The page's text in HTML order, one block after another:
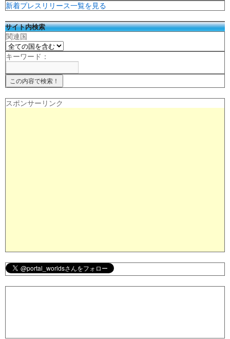
新着プレスリリース一覧を見る
サイト内検索
関連国
キーワード：
スポンサーリンク